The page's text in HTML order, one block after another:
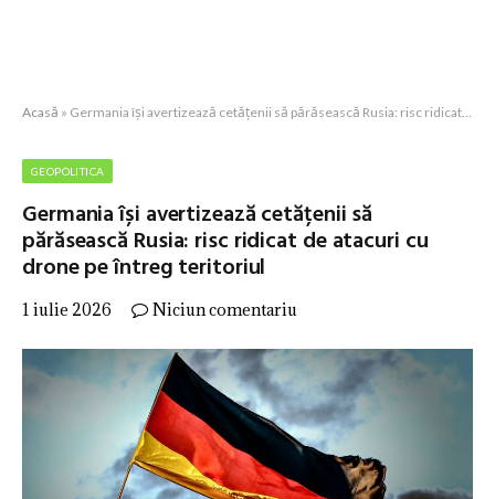
Acasă » Germania își avertizează cetățenii să părăsească Rusia: risc ridicat de atacuri cu drone pe întreg teritoriul
GEOPOLITICA
Germania își avertizează cetățenii să
părăsească Rusia: risc ridicat de atacuri cu
drone pe întreg teritoriul
1 iulie 2026 Niciun comentariu